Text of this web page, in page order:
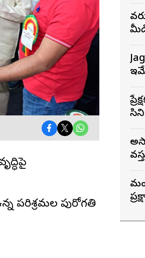
పరిశ్రమల పురోగతి